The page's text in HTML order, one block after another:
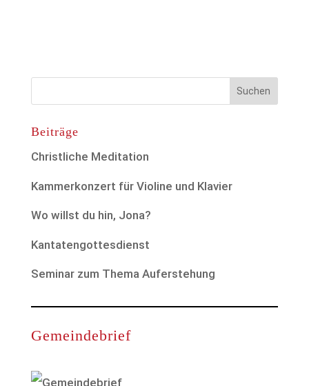
Beiträge
Christliche Meditation
Kammerkonzert für Violine und Klavier
Wo willst du hin, Jona?
Kantatengottesdienst
Seminar zum Thema Auferstehung
Gemeindebrief